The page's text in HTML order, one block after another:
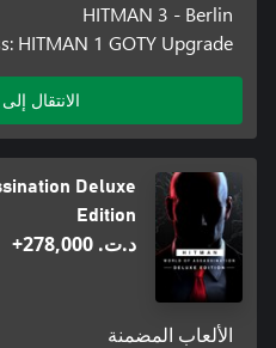
HITMAN 3 - Berlin
HITMAN 1 GOTY Upgrade
الانتقال
Deluxe
Edition
د.ت.‏ 278,000+
الألعاب المضمنة